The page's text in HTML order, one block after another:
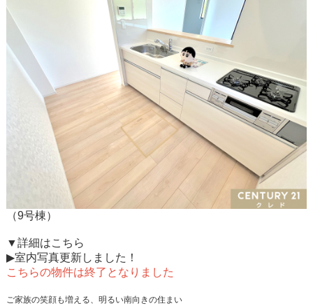
（9号棟）
▼詳細はこちら
▶室内写真更新しました！
こちらの物件は終了となりました
ご家族の笑顔も増える、明るい南向きの住まい